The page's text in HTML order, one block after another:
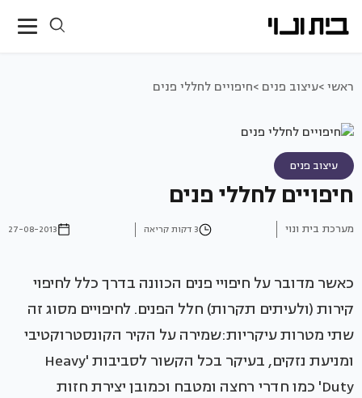
ראשי >עיצוב פנים >חיפויים לחללי פנים
עיצוב פנים
חיפויים לחללי פנים
מערכת בית ונוי 3 דקות קריאה 27-08-2013
כאשר מדובר על חיפויי פנים הכוונה בדרך כלל לחיפוי
קירות (ולעיתים תקרות) חלל הפנים. לחיפויים מסוג זה
שתי מטרות עיקריות:שמירה על הקיר הקונסטרוקטיבי
ומניעת נזקים, בעיקר בכל הקשור לסביבות 'Heavy
Duty' כמו חדרי רחצה ומטבח וכמובן יצירת חזות